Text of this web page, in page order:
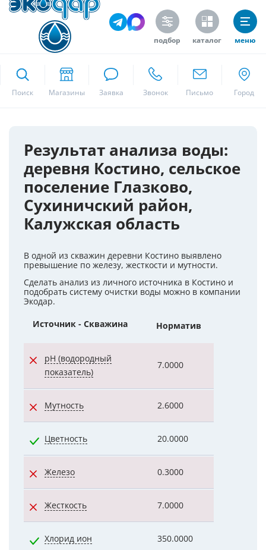
подбор каталог меню
Поиск
Результат анализа воды:
деревня Костино, сельское
поселение Глазково,
Сухиничский район,
Калужская область
В одной из скважин деревни Костино выявлено
превышение по железу, жесткости и мутности.
Сделать анализ из личного источника в Костино и
подобрать систему очистки воды можно в компании
Экодар.
Источник - Скважина Норматив
pH (водородный
показатель)
7.0000
Мутность 2.6000
Цветность 20.0000
Железо 0.3000
Жесткость 7.0000
Хлорид ион 350.0000